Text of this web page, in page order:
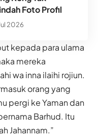
Foto Profil
2026
kepada para ulama
mereka
wa inna ilaihi rojiun.
orang yang
pergi ke Yaman dan
Barhud. Itu
Jahannam.”